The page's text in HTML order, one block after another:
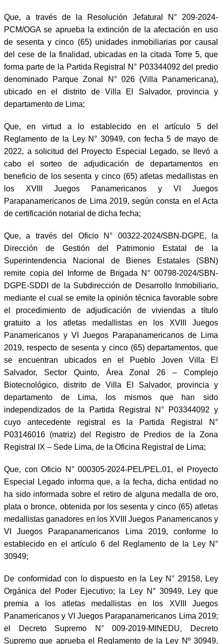
Que, a través de la Resolución Jefatural N° 209-2024-
PCM/OGA se aprueba la extinción de la afectación en uso
de sesenta y cinco (65) unidades inmobiliarias por causal
del cese de la finalidad, ubicadas en la citada Torre 5, que
forma parte de la Partida Registral N° P03344092 del predio
denominado Parque Zonal N° 026 (Villa Panamericana),
ubicado en el distrito de Villa El Salvador, provincia y
departamento de Lima;
Que, en virtud a lo establecido en el artículo 5 del
Reglamento de la Ley N° 30949, con fecha 5 de mayo de
2022, a solicitud del Proyecto Especial Legado, se llevó a
cabo el sorteo de adjudicación de departamentos en
beneficio de los sesenta y cinco (65) atletas medallistas en
los XVIII Juegos Panamericanos y VI Juegos
Parapanamericanos de Lima 2019, según consta en el Acta
de certificación notarial de dicha fecha;
Que, a través del Oficio N° 00322-2024/SBN-DGPE, la
Dirección de Gestión del Patrimonio Estatal de la
Superintendencia Nacional de Bienes Estatales (SBN)
remite copia del Informe de Brigada N° 00798-2024/SBN-
DGPE-SDDI de la Subdirección de Desarrollo Inmobiliario,
mediante el cual se emite la opinión técnica favorable sobre
el procedimiento de adjudicación de viviendas a título
gratuito a los atletas medallistas en los XVIII Juegos
Panamericanos y VI Juegos Parapanamericanos de Lima
2019, respecto de sesenta y cinco (65) departamentos, que
se encuentran ubicados en el Pueblo Joven Villa El
Salvador, Sector Quinto, Área Zonal 26 – Complejo
Biotecnológico, distrito de Villa El Salvador, provincia y
departamento de Lima, los mismos que han sido
independizados de la Partida Registral N° P03344092 y
cuyo antecedente registral es la Partida Registral N°
P03146016 (matriz) del Registro de Predios de la Zona
Registral IX – Sede Lima, de la Oficina Registral de Lima;
Que, con Oficio N° 000305-2024-PEL/PEL.01, el Proyecto
Especial Legado informa que, a la fecha, dicha entidad no
ha sido informada sobre el retiro de alguna medalla de oro,
plata o bronce, obtenida por los sesenta y cinco (65) atletas
medallistas ganadores en los XVIII Juegos Panamericanos y
VI Juegos Parapanamericanos Lima 2019, conforme lo
establecido en el artículo 6 del Reglamento de la Ley N°
30949;
De conformidad con lo dispuesto en la Ley N° 29158, Ley
Orgánica del Poder Ejecutivo; la Ley N° 30949, Ley que
premia a los atletas medallistas en los XVIII Juegos
Panamericanos y VI Juegos Parapanamericanos Lima 2019;
el Decreto Supremo N° 009-2019-MINEDU, Decreto
Supremo que aprueba el Reglamento de la Ley Nº 30949,